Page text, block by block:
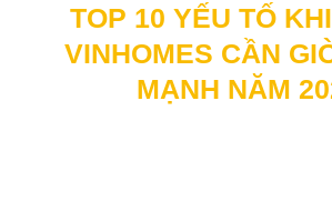
TOP 10 YẾU TỐ
VINHOMES CẦN
MẠNH NĂM